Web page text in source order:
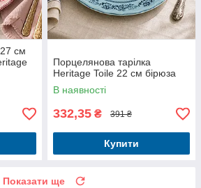
см
Порцелянова тарілка
Heritage Toile 22 см бірюза
В наявності
332,35 ₴ 391 ₴
Купити
Показати ще